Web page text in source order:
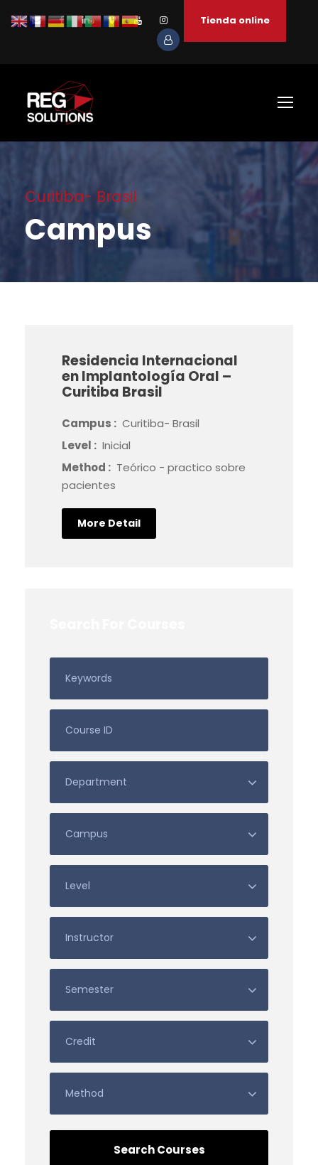
Tienda online
Curitiba- Brasil
Campus
Residencia Internacional
en Implantología Oral –
Curitiba Brasil
Campus : Curitiba- Brasil
Level : Inicial
Method : Teórico - practico sobre
pacientes
More Detail